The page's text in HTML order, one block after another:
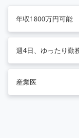
年収1800万円可能
週4日、ゆったり勤
産業医